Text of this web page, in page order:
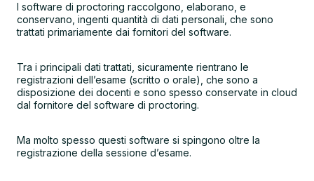
I software di proctoring raccolgono, elaborano, e
conservano, ingenti quantità di dati personali, che sono
trattati primariamente dai fornitori del software.
Tra i principali dati trattati, sicuramente rientrano le
registrazioni dell’esame (scritto o orale), che sono a
disposizione dei docenti e sono spesso conservate in cloud
dal fornitore del software di proctoring.
Ma molto spesso questi software si spingono oltre la
registrazione della sessione d’esame.